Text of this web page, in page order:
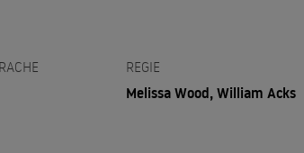
REGIE
Melissa Wood, William Acks